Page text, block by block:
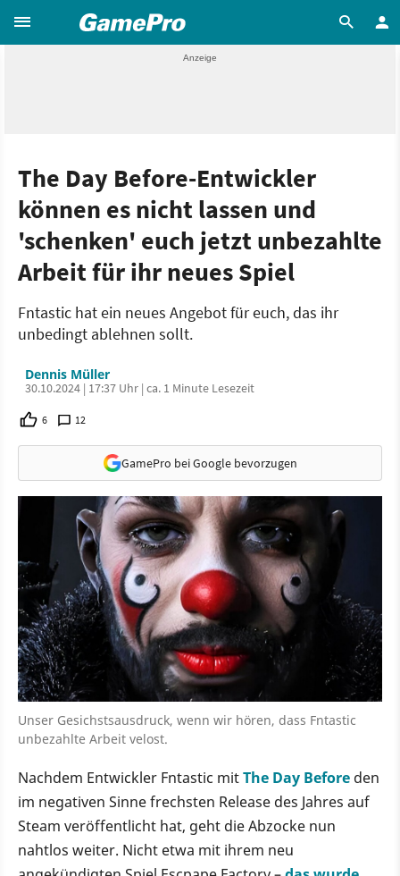
The Day Before-Entwickler
können es nicht lassen und
'schenken' euch jetzt unbezahlte
Arbeit für ihr neues Spiel
Fntastic hat ein neues Angebot für euch, das ihr
unbedingt ablehnen sollt.
Dennis Müller
30.10.2024 | 17:37 Uhr | ca. 1 Minute Lesezeit
6 12
GamePro bei Google bevorzugen
Unser Gesichstsausdruck, wenn wir hören, dass Fntastic
unbezahlte Arbeit velost.
Nachdem Entwickler Fntastic mitThe Day Before den
im negativen Sinne frechsten Release des Jahres auf
Steam veröffentlicht hat, geht die Abzocke nun
nahtlos weiter. Nicht etwa mit ihrem neu